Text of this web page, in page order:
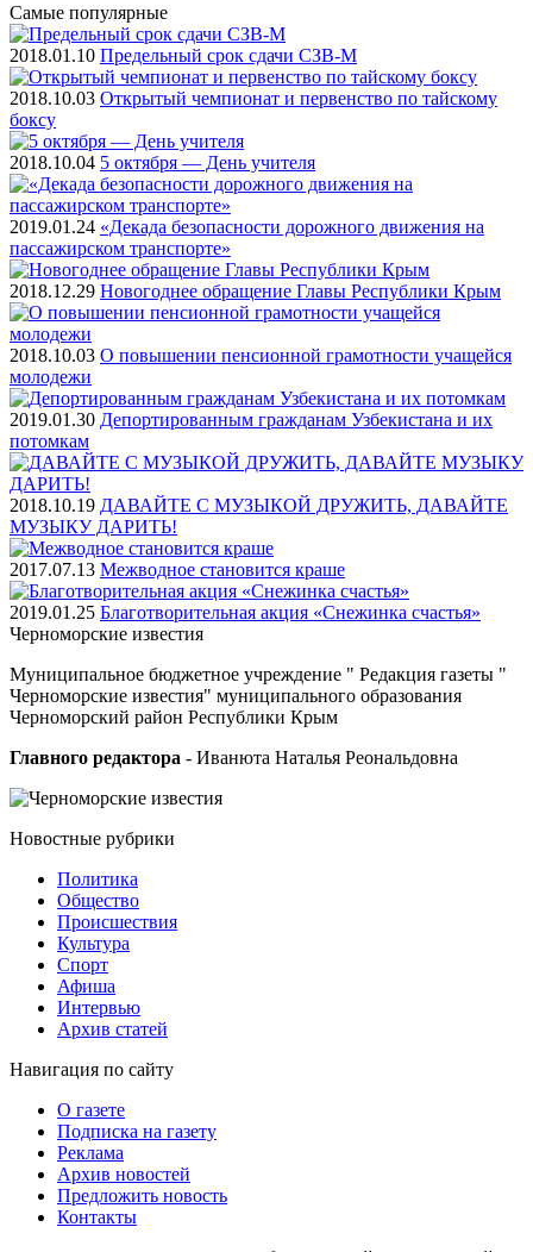
Самые популярные
2018.01.10 Предельный срок сдачи СЗВ-М
2018.10.03 Открытый чемпионат и первенство по тайскому
боксу
2018.10.04 5 октября — День учителя
2019.01.24 «Декада безопасности дорожного движения на
пассажирском транспорте»
2018.12.29 Новогоднее обращение Главы Республики Крым
2018.10.03 О повышении пенсионной грамотности учащейся
молодежи
2019.01.30 Депортированным гражданам Узбекистана и их
потомкам
2018.10.19 ДАВАЙТЕ С МУЗЫКОЙ ДРУЖИТЬ, ДАВАЙТЕ
МУЗЫКУ ДАРИТЬ!
2017.07.13 Межводное становится краше
2019.01.25 Благотворительная акция «Снежинка счастья»
Черноморские известия
Муниципальное бюджетное учреждение " Редакция газеты "
Черноморские известия" муниципального образования
Черноморский район Республики Крым
Главного редактора - Иванюта Наталья Реональдовна
Новостные рубрики
Политика
Общество
Проиcшествия
Культура
Спорт
Афиша
Интервью
Архив статей
Навигация по сайту
О газете
Подписка на газету
Реклама
Архив новостей
Предложить новость
Контакты